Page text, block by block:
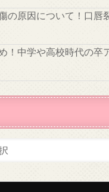
の原因について！口唇
！中学や高校時代の卒